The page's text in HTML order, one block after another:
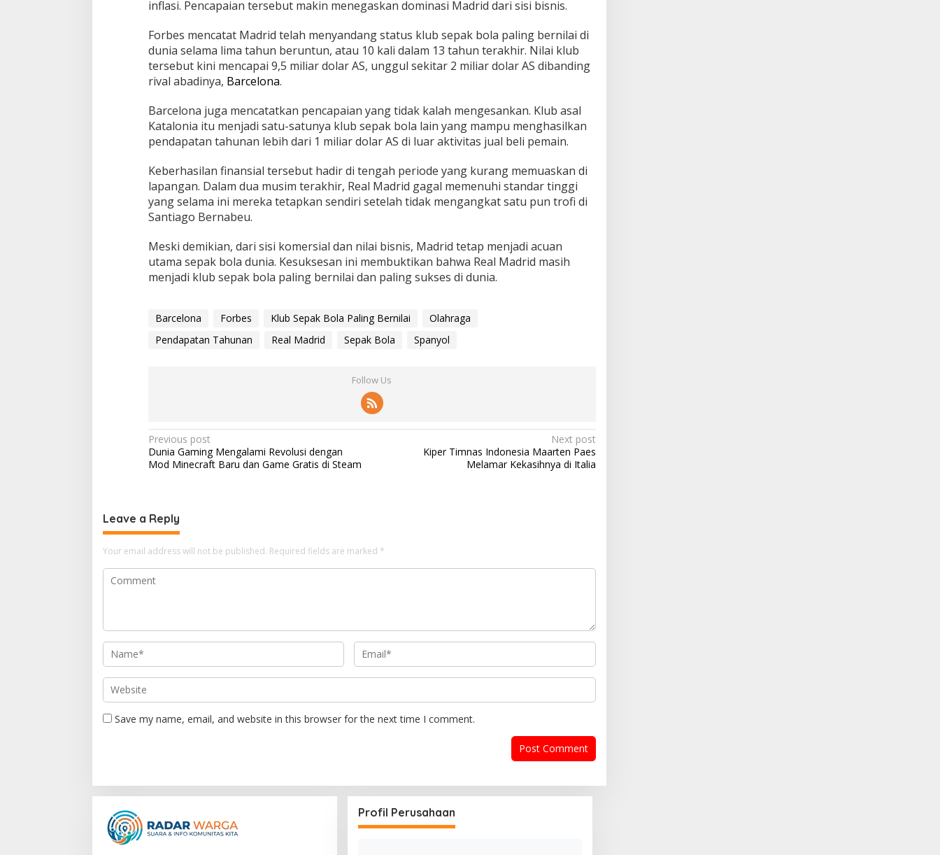
inflasi. Pencapaian tersebut makin menegaskan dominasi Madrid dari sisi bisnis.
Forbes mencatat Madrid telah menyandang status klub sepak bola paling bernilai di
dunia selama lima tahun beruntun, atau 10 kali dalam 13 tahun terakhir. Nilai klub
tersebut kini mencapai 9,5 miliar dolar AS, unggul sekitar 2 miliar dolar AS dibanding
rival abadinya, Barcelona.
Barcelona juga mencatatkan pencapaian yang tidak kalah mengesankan. Klub asal
Katalonia itu menjadi satu-satunya klub sepak bola lain yang mampu menghasilkan
pendapatan tahunan lebih dari 1 miliar dolar AS di luar aktivitas jual beli pemain.
Keberhasilan finansial tersebut hadir di tengah periode yang kurang memuaskan di
lapangan. Dalam dua musim terakhir, Real Madrid gagal memenuhi standar tinggi
yang selama ini mereka tetapkan sendiri setelah tidak mengangkat satu pun trofi di
Santiago Bernabeu.
Meski demikian, dari sisi komersial dan nilai bisnis, Madrid tetap menjadi acuan
utama sepak bola dunia. Kesuksesan ini membuktikan bahwa Real Madrid masih
menjadi klub sepak bola paling bernilai dan paling sukses di dunia.
Barcelona Forbes Klub Sepak Bola Paling Bernilai
Olahraga
Pendapatan Tahunan
Real Madrid Sepak Bola Spanyol
Follow Us
P
o
n
a
v
i
t
o
n
Previous post
Dunia Gaming Mengalami Revolusi dengan
Mod Minecraft Baru dan Game Gratis di Steam
Next post
Kiper Timnas Indonesia Maarten Paes
Melamar Kekasihnya di Italia
Leave a Reply
Your email address will not be published. Required fields are marked *
Save my name, email, and website in this browser for the next time I comment.
Profil Perusahaan